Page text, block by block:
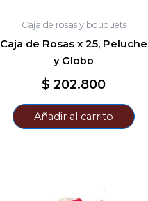
Caja de rosas y bouquets
Caja de Rosas x 25, Peluche
y Globo
$ 202.800
Añadir al carrito